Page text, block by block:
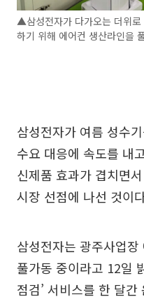
▲삼성전자가 다가오는 더위로
하기 위해 에어컨 생산라인을
삼성전자가 여름 성수
수요 대응에 속도를 내
신제품 효과가 겹치면
시장 선점에 나선 것이
삼성전자는 광주사업
풀가동 중이라고 12일
점검’ 서비스를 한 달